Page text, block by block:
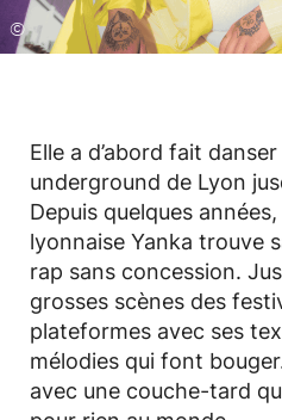
©
Elle a d’abord fait
underground de Lyon
Depuis quelques
lyonnaise Yanka trouve
rap sans concession.
grosses scènes des
plateformes avec ses
mélodies qui font
avec une couche-tard